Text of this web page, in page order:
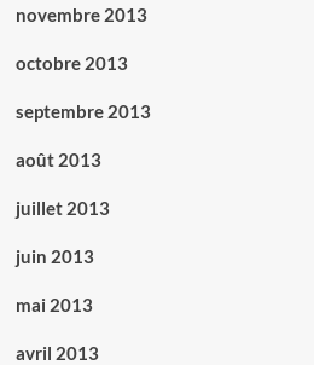
novembre 2013
octobre 2013
septembre 2013
août 2013
juillet 2013
juin 2013
mai 2013
avril 2013